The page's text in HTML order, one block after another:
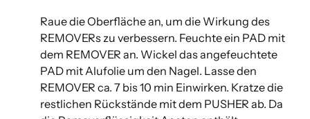
Raue die Oberfläche an, um die Wirkung des
REMOVERs zu verbessern. Feuchte ein PAD mit
dem REMOVER an. Wickel das angefeuchtete
PAD mit Alufolie um den Nagel. Lasse den
REMOVER ca. 7 bis 10 min Einwirken. Kratze die
restlichen Rückstände mit dem PUSHER ab. Da